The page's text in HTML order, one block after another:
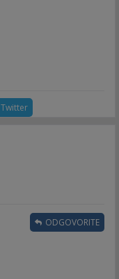
Twitter
ODGOVORITE